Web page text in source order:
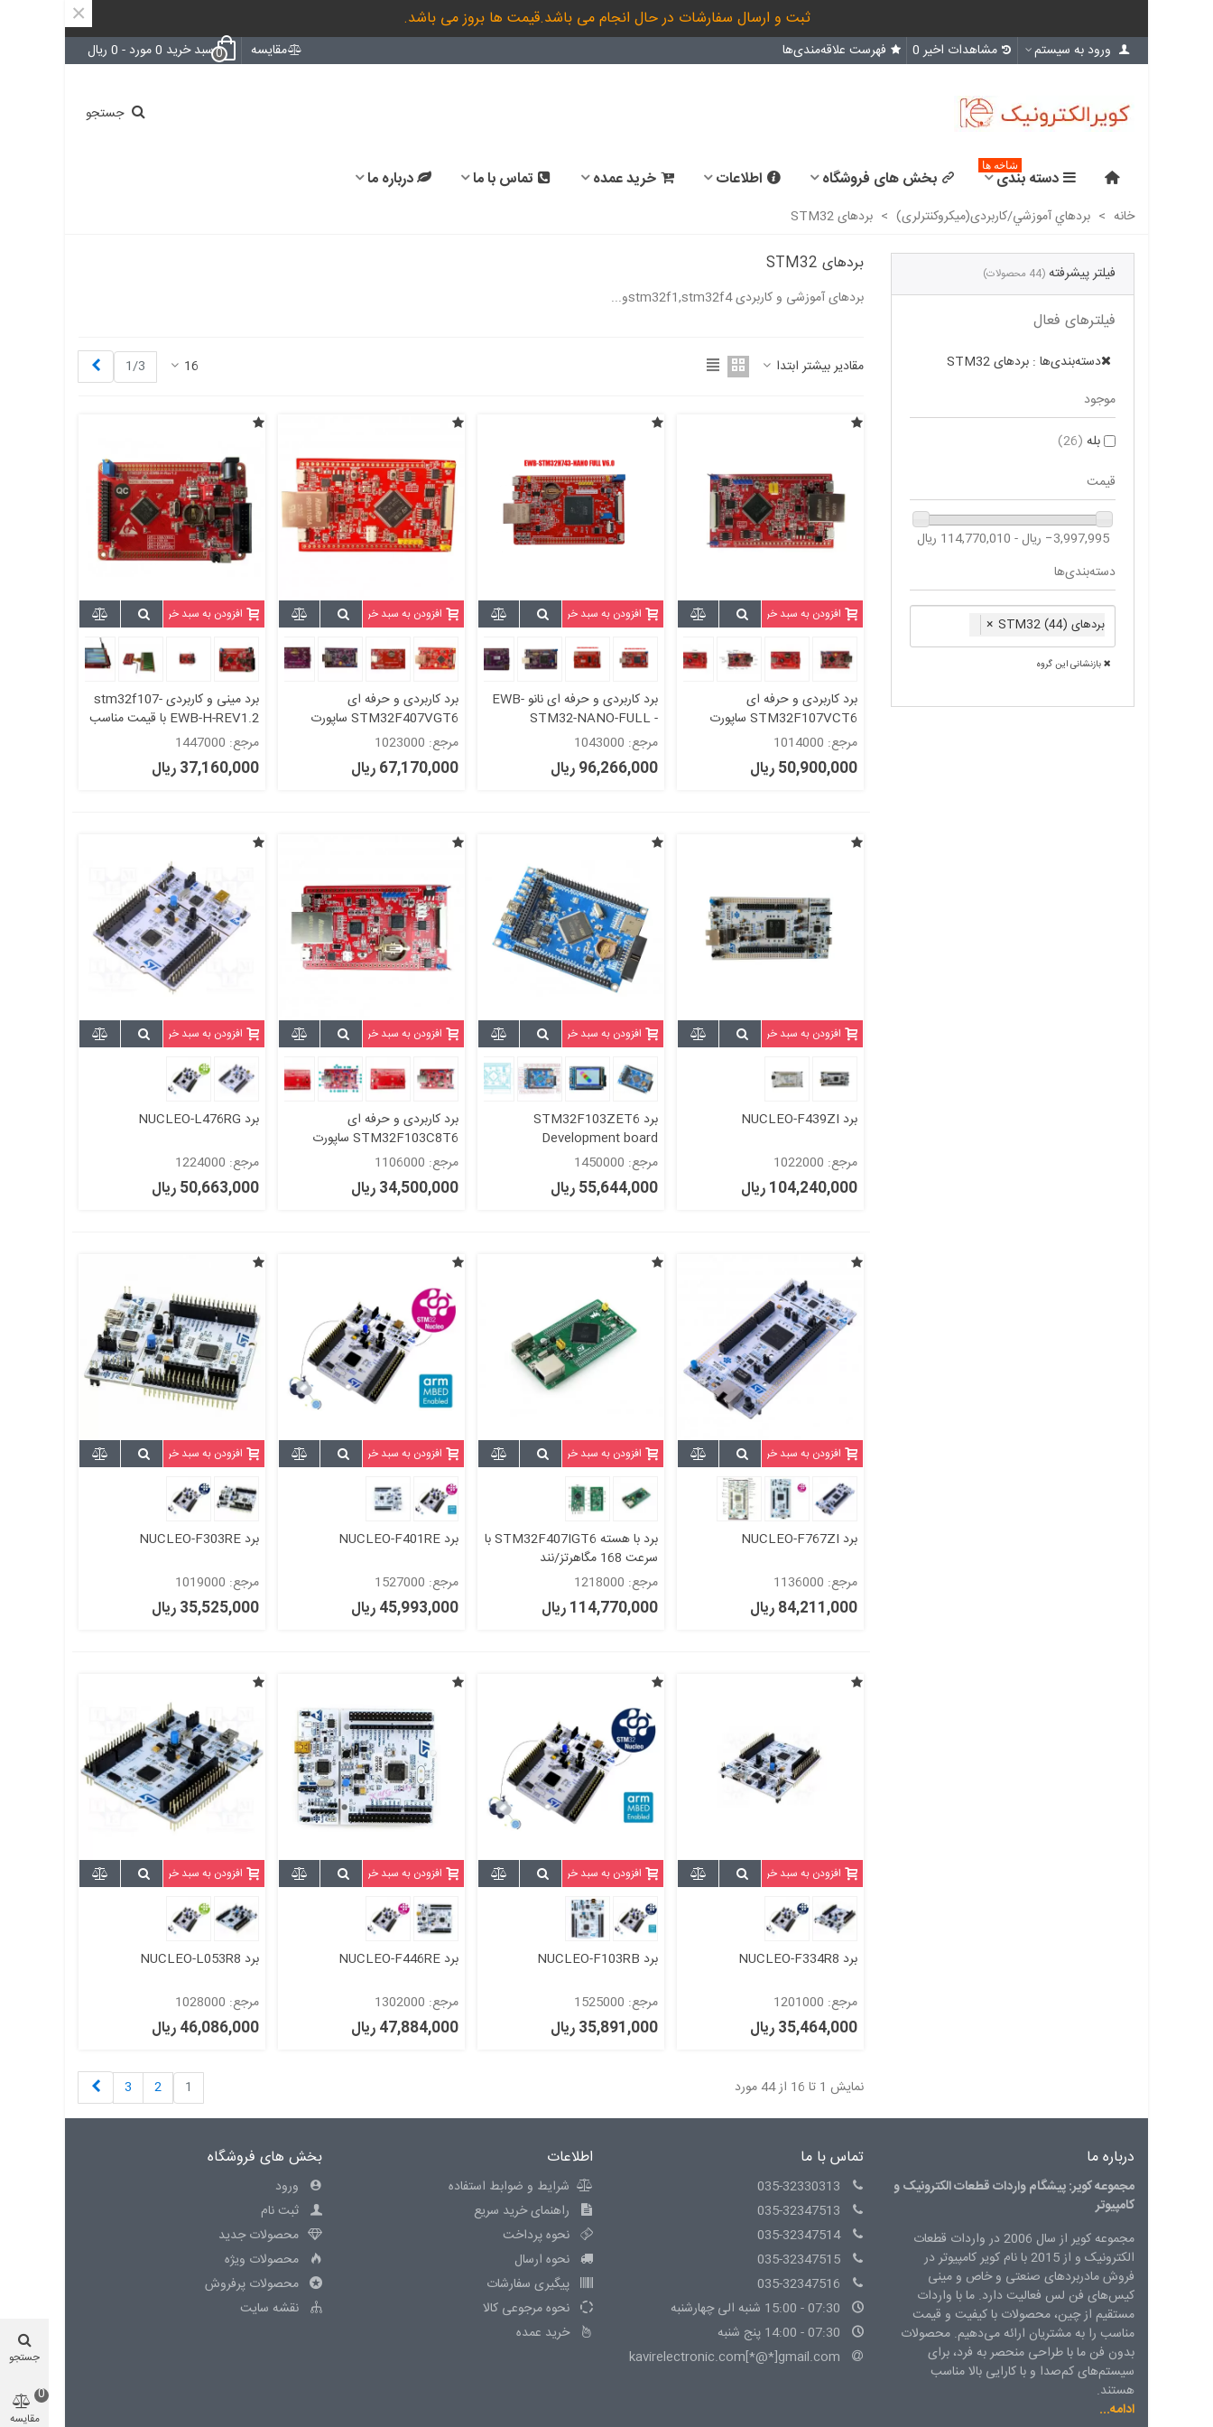
ثبت و ارسال سفارشات در حال انجام می باشد.قیمت ها بروز می باشد. ×
ورود به سیستم مشاهدات اخیر 0 فهرست علاقه‌مندی‌ها مقایسه 0سبد خرید 0مورد - 0 ریال
جستجو
دسته بندی
شاخه ها
بخش های فروشگاه اطلاعات خرید عمده تماس با ما درباره ما
خانه > بردهاي آموزشي/کاربردی(میکروکنترلری) > بردهای STM32
فیلتر پیشرفته (44 محصولات)
فیلترهای فعال
دسته‌بندی‌ها : بردهای STM32
موجود
بله (26)
قیمت
‎−3,997,995 ریال - 114,770,010 ریال
دسته‌بندی‌ها
بردهای STM32 (44) ×
بازنشانی این گروه
بردهای STM32
بردهای آموزشی و کاربردی stm32f1,stm32f4و...
مقادیر بیشتر ابتدا
16
1/3
افزودن به سبد خرید
برد کاربردی و حرفه ای
STM32F107VCT6 ساپورت
السیدی40پین EWB-
STM32F107VC-LAN8720-V2
مرجع: 1014000
50,900,000 ریال
افزودن به سبد خرید
برد کاربردی و حرفه ای نانو EWB-
STM32-NANO-FULL -
امکانات فول
مرجع: 1043000
96,266,000 ریال
افزودن به سبد خرید
برد کاربردی و حرفه ای
STM32F407VGT6 ساپورت
STM32F407VG-LAN8720-V4
مرجع: 1023000
67,170,000 ریال
افزودن به سبد خرید
برد مینی و کاربردی stm32f107-
EWB-H-REV1.2 با قیمت مناسب
مرجع: 1447000
37,160,000 ریال
افزودن به سبد خرید
برد NUCLEO-F439ZI
مرجع: 1022000
104,240,000 ریال
افزودن به سبد خرید
برد STM32F103ZET6
Development board
مرجع: 1450000
55,644,000 ریال
افزودن به سبد خرید
برد کاربردی و حرفه ای
STM32F103C8T6 ساپورت
EWB-STM32F103C8-LAN-
V4.0 W5500 (جدید)
مرجع: 1106000
34,500,000 ریال
افزودن به سبد خرید
برد NUCLEO-L476RG
مرجع: 1224000
50,663,000 ریال
افزودن به سبد خرید
برد NUCLEO-F767ZI
مرجع: 1136000
84,211,000 ریال
افزودن به سبد خرید
برد با هسته STM32F407IGT6 با
سرعت 168 مگاهرتز/نند
فلش/Ethernet
مرجع: 1218000
114,770,000 ریال
افزودن به سبد خرید
برد NUCLEO-F401RE
مرجع: 1527000
45,993,000 ریال
افزودن به سبد خرید
برد NUCLEO-F303RE
مرجع: 1019000
35,525,000 ریال
افزودن به سبد خرید
برد NUCLEO-F334R8
مرجع: 1201000
35,464,000 ریال
افزودن به سبد خرید
برد NUCLEO-F103RB
مرجع: 1525000
35,891,000 ریال
افزودن به سبد خرید
برد NUCLEO-F446RE
مرجع: 1302000
47,884,000 ریال
افزودن به سبد خرید
برد NUCLEO-L053R8
مرجع: 1028000
46,086,000 ریال
نمایش 1 تا 16 از 44 مورد 1
2
3
درباره ما
مجموعه کویر: پیشگام واردات قطعات الکترونیک و
کامپیوتر
مجموعه کویر از سال 2006 در واردات قطعات
الکترونیک و از 2015 با نام کویر کامپیوتر در
فروش مادربردهای صنعتی و خاص و مینی
کیس‌های فن لس فعالیت دارد. ما با واردات
مستقیم از چین، محصولات با کیفیت و قیمت
مناسب را به مشتریان ارائه می‌دهیم. محصولات
بدون فن ما با طراحی منحصر به فرد، برای
سیستم‌های کم‌صدا و با کارایی بالا مناسب
هستند.
ادامه...
تماس با ما
035-32330313
035-32347513
035-32347514
035-32347515
035-32347516
07:30 - 15:00 شنبه الی چهارشنبه
07:30 - 14:00 پنج شنبه
kavirelectronic.com[*@*]gmail.com
اطلاعات
شرایط و ضوابط استفاده
راهنمای خرید سریع
نحوه پرداخت
نحوه ارسال
پیگیری سفارشات
نحوه مرجوعی کالا
خرید عمده
بخش های فروشگاه
ورود
ثبت نام
محصولات جدید
محصولات ویژه
محصولات پرفروش
نقشه سایت
جستجو
مقایسه
0